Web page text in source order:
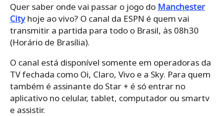
Quer saber onde vai passar o jogo do Manchester
Cityhoje ao vivo? O canal da ESPN é quem vai
transmitir a partida para todo o Brasil, às 08h30
(Horário de Brasília).
O canal está disponível somente em operadoras da
TV fechada como Oi, Claro, Vivo e a Sky. Para quem
também é assinante do Star + é só entrar no
aplicativo no celular, tablet, computador ou smartv
e assistir.